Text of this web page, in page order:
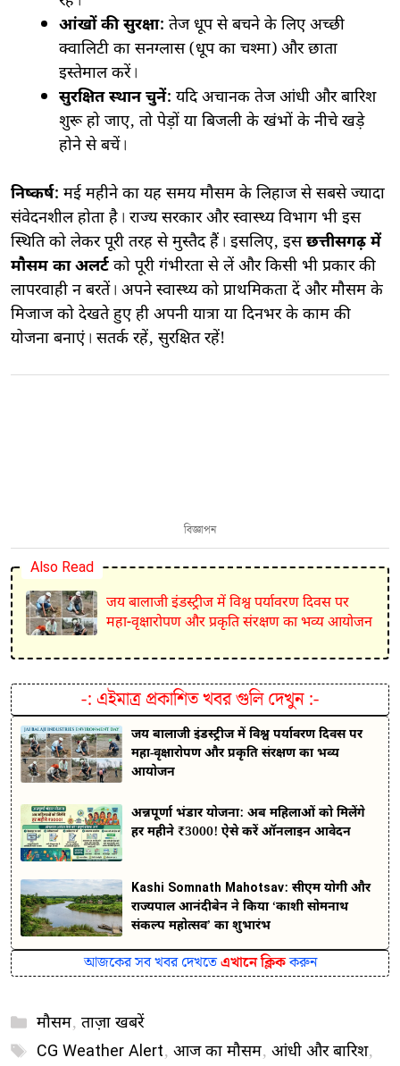
आंखों की सुरक्षा: तेज धूप से बचने के लिए अच्छी
क्वालिटी का सनग्लास (धूप का चश्मा) और छाता
इस्तेमाल करें।
सुरक्षित स्थान चुनें: यदि अचानक तेज आंधी और बारिश
शुरू हो जाए, तो पेड़ों या बिजली के खंभों के नीचे खड़े
होने से बचें।
निष्कर्ष: मई महीने का यह समय मौसम के लिहाज से सबसे ज्यादा
संवेदनशील होता है। राज्य सरकार और स्वास्थ्य विभाग भी इस
स्थिति को लेकर पूरी तरह से मुस्तैद हैं। इसलिए, इसछत्तीसगढ़ में
मौसम का अलर्टको पूरी गंभीरता से लें और किसी भी प्रकार की
लापरवाही न बरतें। अपने स्वास्थ्य को प्राथमिकता दें और मौसम के
मिजाज को देखते हुए ही अपनी यात्रा या दिनभर के काम की
योजना बनाएं। सतर्क रहें, सुरक्षित रहें!
বিজ্ঞাপন
Also Read
जय बालाजी इंडस्ट्रीज में विश्व पर्यावरण दिवस पर
महा-वृक्षारोपण और प्रकृति संरक्षण का भव्य आयोजन
-: এইমাত্র প্রকাশিত খবর গুলি দেখুন:-
जय बालाजी इंडस्ट्रीज में विश्व पर्यावरण दिवस पर
महा-वृक्षारोपण और प्रकृति संरक्षण का भव्य
आयोजन
अन्नपूर्णा भंडार योजना: अब महिलाओं को मिलेंगे
हर महीने ₹3000! ऐसे करें ऑनलाइन आवेदन
Kashi Somnath Mahotsav: सीएम योगी और
राज्यपाल आनंदीबेन ने किया ‘काशी सोमनाथ
संकल्प महोत्सव’ का शुभारंभ
আজকের সব খবর দেখতেএখানে ক্লিককরুন
Categories
मौसम, ताज़ा खबरें
Tags
CG Weather Alert, आज का मौसम, आंधी और बारिश,